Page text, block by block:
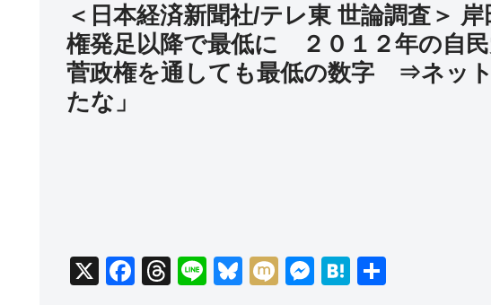
＜日本経済新聞社/テレ東 世論調査＞
権発足以降で最低に ２０１２年の自民
菅政権を通しても最低の数字 ⇒ネット
たな」
X
F
T
Li
Bl
M
M
H